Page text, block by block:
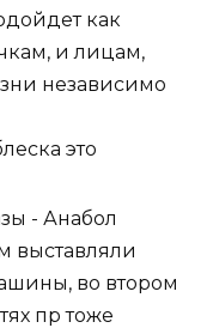
как
и лицам,
независимо
это
- Анабол
выставляли
во втором
пр тоже